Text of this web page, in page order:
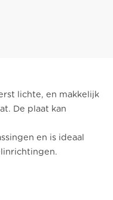
lichte, en makkelijk
De plaat kan
en is ideaal